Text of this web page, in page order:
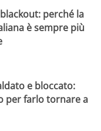
perché la
è sempre più
e bloccato:
per farlo tornare a